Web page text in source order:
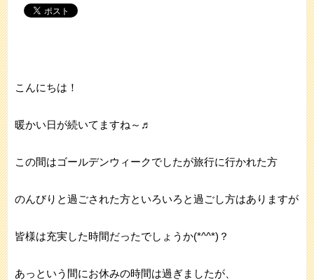
こんにちは！
暖かい日が続いてますね～♬
この間はゴールデンウィークでしたが旅行に行かれた方
のんびりと過ごされた方といろいろと過ごし方はありますが
皆様は充実した時間だったでしょうか(*^^*)？
あっという間にお休みの時間は過ぎましたが、